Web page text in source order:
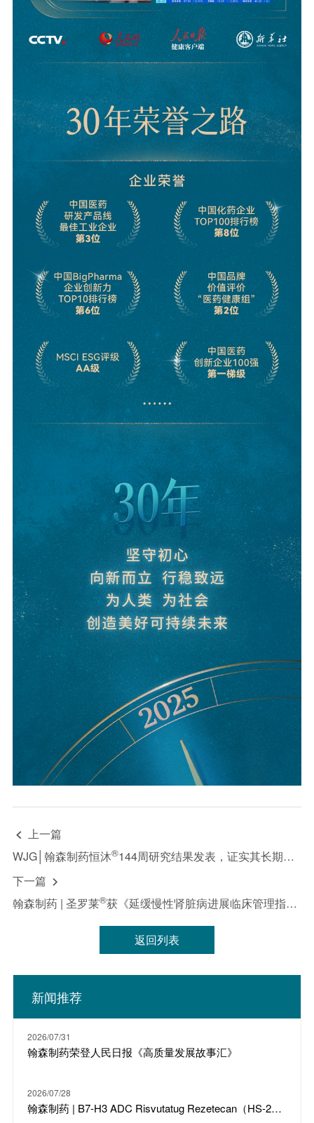
 上一篇
WJG│翰森制药恒沐®144周研究结果发表，证实其长期治疗血脂稳定且肾脏安全
下一篇 
翰森制药 | 圣罗莱®获《延缓慢性肾脏病进展临床管理指南（2025 年版）》推荐
返回列表
新闻推荐
2026/07/31
翰森制药荣登人民日报《高质量发展故事汇》
2026/07/28
翰森制药 | B7-H3 ADC Risvutatug Rezetecan（HS-20093）骨肉瘤III期临床ARTEMIS-011达到IRC-PFS主要终点